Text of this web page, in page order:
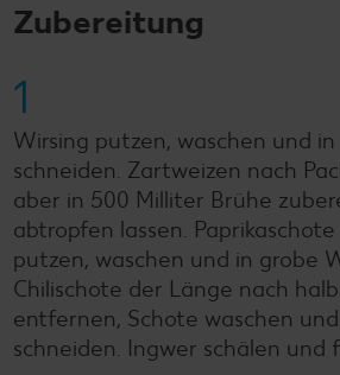
Zubereitung
1
Wirsing putzen, waschen und
schneiden. Zartweizen nach
aber in 500 Milliter Brühe
abtropfen lassen.
putzen, waschen und in grobe
Chilischote der Länge nach
entfernen, Schote waschen
schneiden. Ingwer schälen und